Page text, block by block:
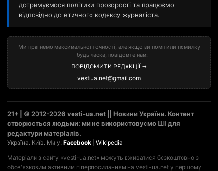
дотримуємося політики прозорості та працюємо
відповідно до етичного кодексу журналіста.
Ми прагнемо максимальної точності, але якщо ви помітили помилку
— будь ласка, повідомте нам:
ПОВІДОМИТИ РЕДАКЦІЇ →
vestiua.net@gmail.com
21+ | © 2012-2026 vesti-ua.net || Новини України. Контент
створюється людьми: ми не використовуємо ШІ для
редактури матеріалів.
Україна. Київ. Ми у: Facebook Wikipedia
Матеріали з сайту «vesti-ua.net» можуть вживатися безкоштовно з
обов'язковим активним гіперпосиланням на vesti-ua.net у першому